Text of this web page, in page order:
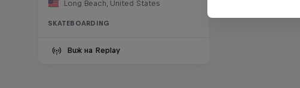
Long Beach, United States
SKATEBOARDING
Виж на Replay